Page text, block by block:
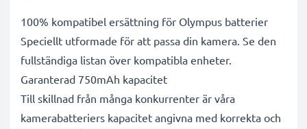
100% kompatibel ersättning för Olympus batterier
Speciellt utformade för att passa din kamera. Se den
fullständiga listan över kompatibla enheter.
Garanterad 750mAh kapacitet
Till skillnad från många konkurrenter är våra
kamerabatteriers kapacitet angivna med korrekta och